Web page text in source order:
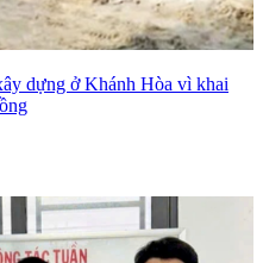
dựng ở Khánh Hòa vì khai